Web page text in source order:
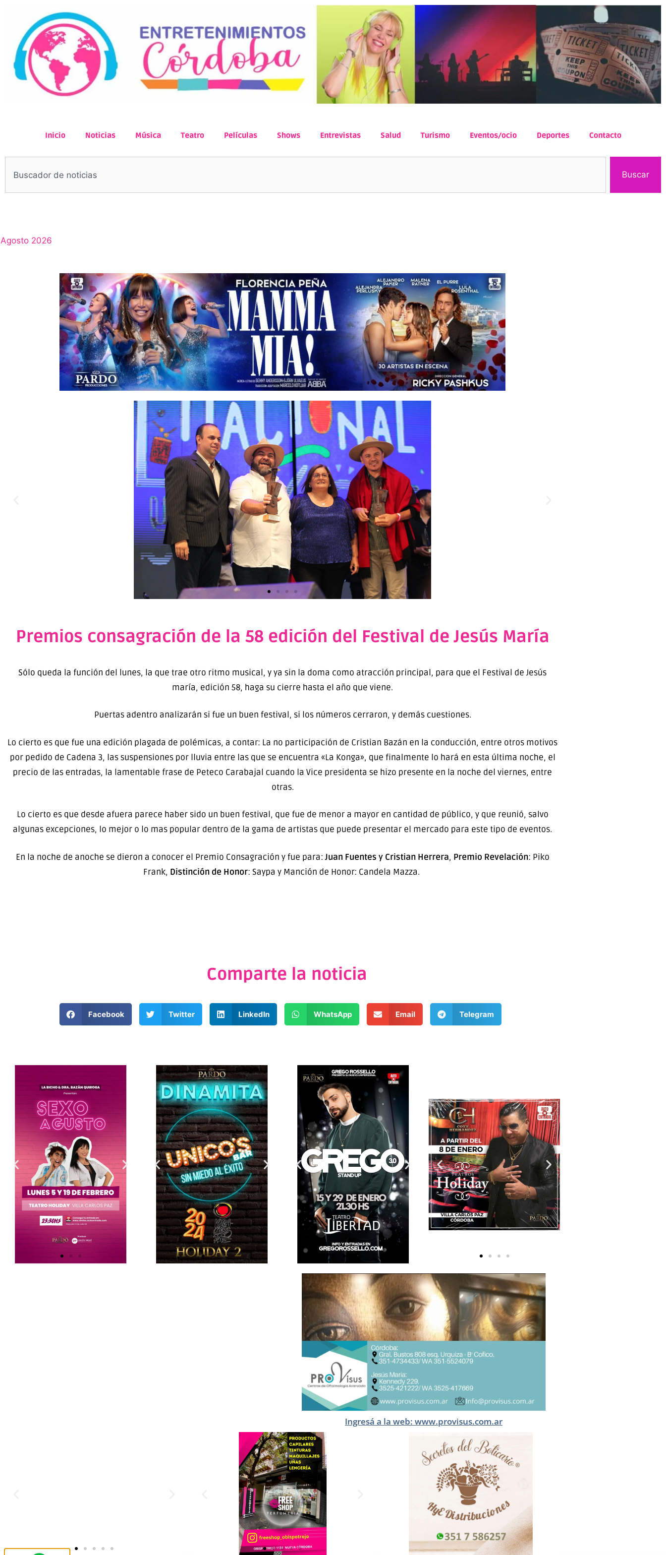
Inicio Noticias Música Teatro Películas Shows Entrevistas Salud Turismo Eventos/ocio Deportes Contacto
Buscar
Agosto 2026
Premios consagración de la 58 edición del Festival de Jesús María
Sólo queda la función del lunes, la que trae otro ritmo musical, y ya sin la doma como atracción principal, para que el Festival de Jesús
maría, edición 58, haga su cierre hasta el año que viene.
Puertas adentro analizarán si fue un buen festival, si los números cerraron, y demás cuestiones.
Lo cierto es que fue una edición plagada de polémicas, a contar: La no participación de Cristian Bazán en la conducción, entre otros motivos
por pedido de Cadena 3, las suspensiones por lluvia entre las que se encuentra «La Konga», que finalmente lo hará en esta última noche, el
precio de las entradas, la lamentable frase de Peteco Carabajal cuando la Vice presidenta se hizo presente en la noche del viernes, entre
otras.
Lo cierto es que desde afuera parece haber sido un buen festival, que fue de menor a mayor en cantidad de público, y que reunió, salvo
algunas excepciones, lo mejor o lo mas popular dentro de la gama de artistas que puede presentar el mercado para este tipo de eventos.
En la noche de anoche se dieron a conocer el Premio Consagración y fue para:Juan Fuentes y Cristian Herrera, Premio Revelación: Piko
Frank, Distinción de Honor: Saypa y Manción de Honor: Candela Mazza.
Comparte la noticia
Facebook Twitter LinkedIn WhatsApp Email Telegram
Ingresá a la web: www.provisus.com.ar